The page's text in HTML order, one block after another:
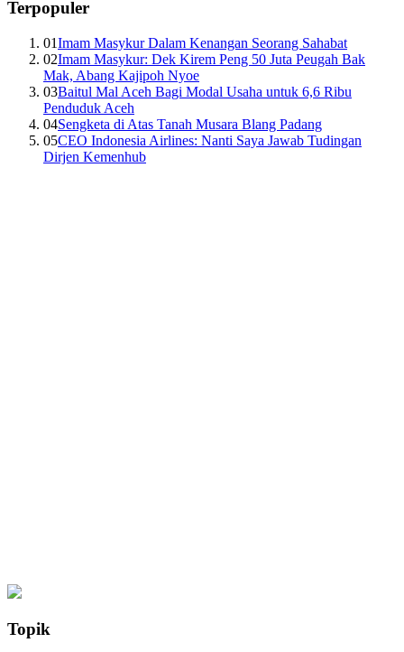
Terpopuler
01Imam Masykur Dalam Kenangan Seorang Sahabat
02Imam Masykur: Dek Kirem Peng 50 Juta Peugah Bak
Mak, Abang Kajipoh Nyoe
03Baitul Mal Aceh Bagi Modal Usaha untuk 6,6 Ribu
Penduduk Aceh
04Sengketa di Atas Tanah Musara Blang Padang
05CEO Indonesia Airlines: Nanti Saya Jawab Tudingan
Dirjen Kemenhub
Topik